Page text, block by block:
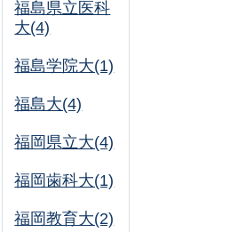
福島県立医科
大(4)
福島学院大(1)
福島大(4)
福岡県立大(4)
福岡歯科大(1)
福岡教育大(2)